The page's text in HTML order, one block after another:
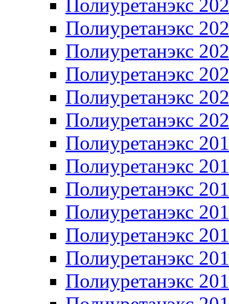
Полиуретанэкс
Полиуретанэкс
Полиуретанэкс
Полиуретанэкс
Полиуретанэкс
Полиуретанэкс
Полиуретанэкс
Полиуретанэкс
Полиуретанэкс
Полиуретанэкс
Полиуретанэкс
Полиуретанэкс
Полиуретанэкс